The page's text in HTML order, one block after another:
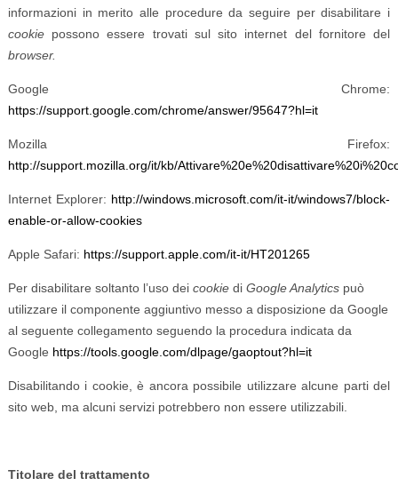
informazioni in merito alle procedure da seguire per disabilitare i
cookie possono essere trovati sul sito internet del fornitore del
browser.
Google Chrome:
https://support.google.com/chrome/answer/95647?hl=it
Mozilla Firefox:
http://support.mozilla.org/it/kb/
Internet Explorer: http://windows.microsoft.com/it-it/windows7/block-
enable-or-allow-cookies
Apple Safari: https://support.apple.com/it-it/HT201265
Per disabilitare soltanto l’uso dei cookie di Google Analytics può
utilizzare il componente aggiuntivo messo a disposizione da Google
al seguente collegamento seguendo la procedura indicata da
Google https://tools.google.com/dlpage/gaoptout?hl=it
Disabilitando i cookie, è ancora possibile utilizzare alcune parti del
sito web, ma alcuni servizi potrebbero non essere utilizzabili.
Titolare del trattamento